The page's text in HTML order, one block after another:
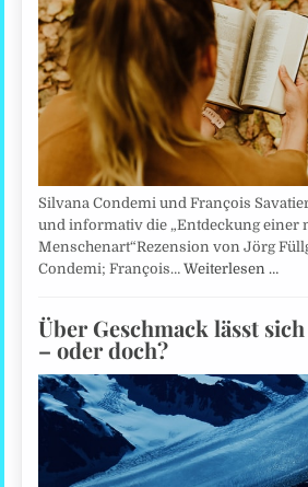
Silvana Condemi und François
und informativ die „Entdeckung einer
Menschenart“Rezension von Jörg
Condemi; François…Weiterlesen …
Über Geschmack lässt
– oder doch?